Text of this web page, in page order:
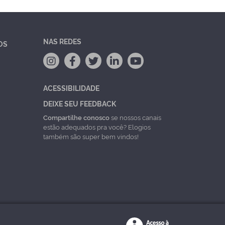
NAS REDES
ACESSIBILIDADE
DEIXE SEU FEEDBACK
Compartilhe conoscose nossos canais
estão adequados pra você? Elogios
também são super bem vindos!